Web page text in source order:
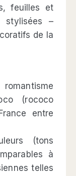
feuilles et
stylisées –
de la
(rococo
entre
(tons
à
telles